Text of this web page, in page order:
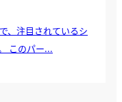
、注目されているシ
このパー...